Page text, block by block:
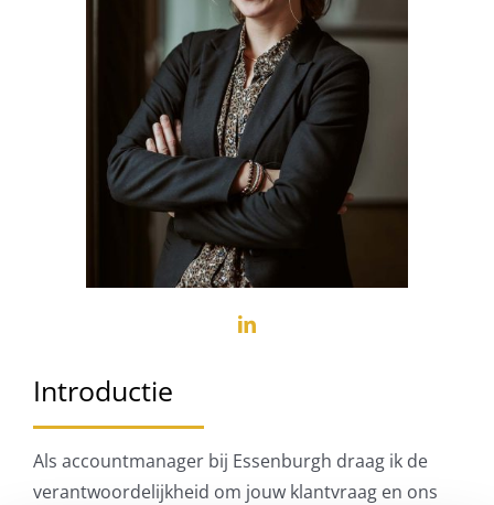
Introductie
Als accountmanager bij Essenburgh draag ik de
verantwoordelijkheid om jouw klantvraag en ons